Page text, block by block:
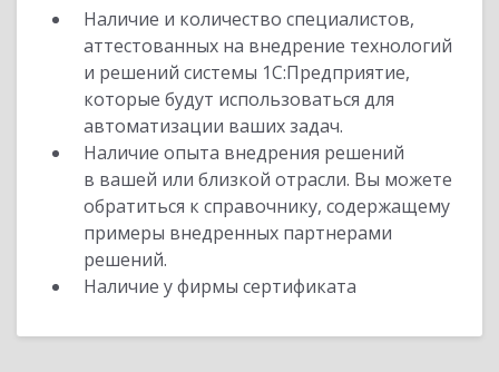
Наличие и количество специалистов,
аттестованных на внедрение технологий
и решений системы 1С:Предприятие,
которые будут использоваться для
автоматизации ваших задач.
Наличие опыта внедрения решений
в вашей или близкой отрасли. Вы можете
обратиться к справочнику, содержащему
примеры внедренных партнерами
решений.
Наличие у фирмы сертификата